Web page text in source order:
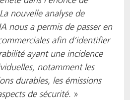
nouvelle analyse de
nous a permis de passer en
afin d’identifier
ayant une incidence
notamment les
durables, les émissions
de sécurité. »